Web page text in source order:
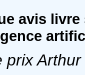
avis
prix